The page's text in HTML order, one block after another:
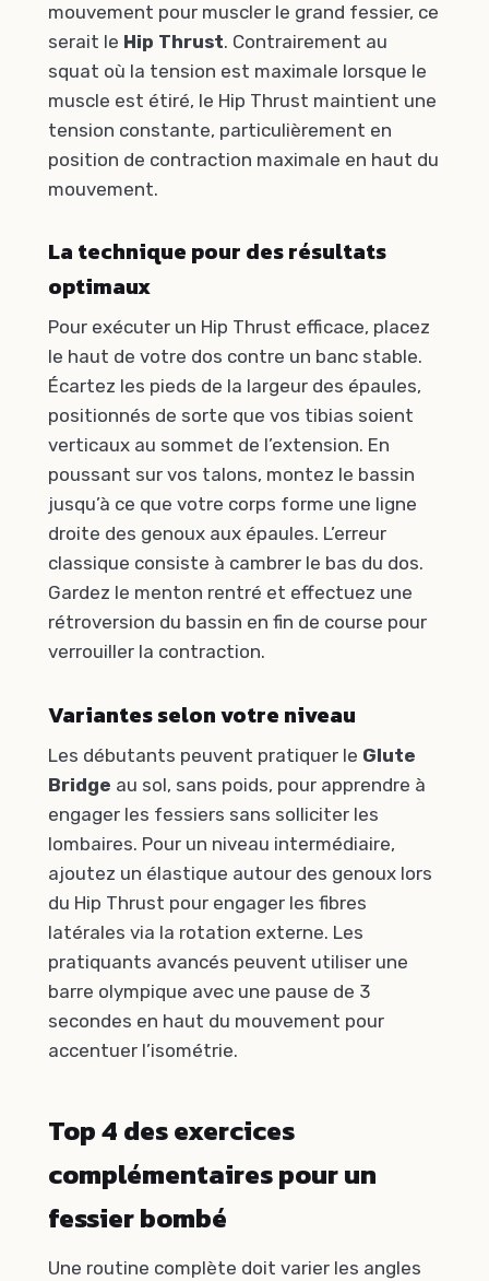
mouvement pour muscler le grand fessier, ce
serait le Hip Thrust. Contrairement au
squat où la tension est maximale lorsque le
muscle est étiré, le Hip Thrust maintient une
tension constante, particulièrement en
position de contraction maximale en haut du
mouvement.
La technique pour des résultats
optimaux
Pour exécuter un Hip Thrust efficace, placez
le haut de votre dos contre un banc stable.
Écartez les pieds de la largeur des épaules,
positionnés de sorte que vos tibias soient
verticaux au sommet de l’extension. En
poussant sur vos talons, montez le bassin
jusqu’à ce que votre corps forme une ligne
droite des genoux aux épaules. L’erreur
classique consiste à cambrer le bas du dos.
Gardez le menton rentré et effectuez une
rétroversion du bassin en fin de course pour
verrouiller la contraction.
Variantes selon votre niveau
Les débutants peuvent pratiquer le Glute
Bridge au sol, sans poids, pour apprendre à
engager les fessiers sans solliciter les
lombaires. Pour un niveau intermédiaire,
ajoutez un élastique autour des genoux lors
du Hip Thrust pour engager les fibres
latérales via la rotation externe. Les
pratiquants avancés peuvent utiliser une
barre olympique avec une pause de 3
secondes en haut du mouvement pour
accentuer l’isométrie.
Top 4 des exercices
complémentaires pour un
fessier bombé
Une routine complète doit varier les angles